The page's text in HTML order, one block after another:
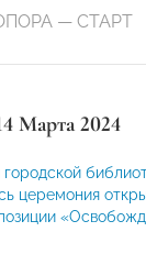
— СТАРТ
Марта 2024
церемония